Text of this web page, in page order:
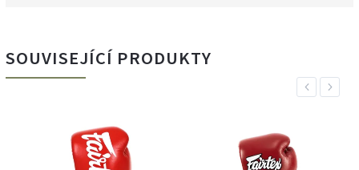
SOUVISEJÍCÍ PRODUKTY
Previous
Next